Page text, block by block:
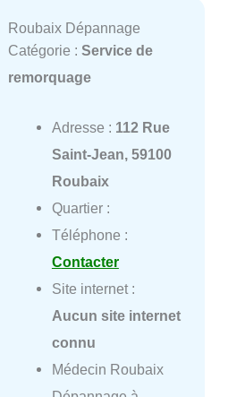
Roubaix Dépannage
Catégorie : Service de
remorquage
Adresse : 112 Rue
Saint-Jean, 59100
Roubaix
Quartier :
Téléphone :
Contacter
Site internet :
Aucun site internet
connu
Médecin Roubaix